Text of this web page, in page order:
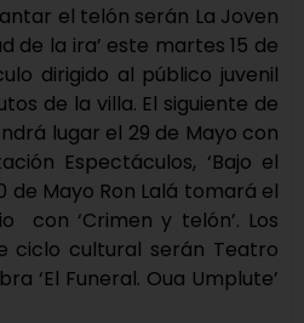
el telón serán La Joven
de la ira’ este martes 15 de
dirigido al público juvenil
de la villa. El siguiente de
lugar el 29 de Mayo con
Espectáculos, ‘Bajo el
de Mayo Ron Lalá tomará el
con ‘Crimen y telón’. Los
ciclo cultural serán Teatro
‘El Funeral. Oua Umplute’